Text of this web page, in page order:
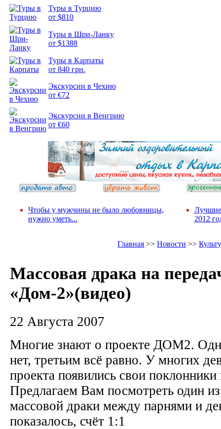
Туры в Турцию
от $810
Туры в Шри-Ланку
от $1388
Туры в Карпаты
от 840 грн.
Экскурсии в Чехию
от €72
Экскурсии в Венгрию
от €60
Чтобы у мужчины не было любовницы,
нужно уметь...
Лучшие
2012
Главная >>Новости >>
Массовая драка на
«Дом-2»(видео)
22 Августа 2007
Многие знают о проекте ДОМ2.
нет, третьим всё равно. У многих
проекта появились свои
Предлагаем Вам посмотреть один
массовой драки между парнями и
показалось, счёт 1:1